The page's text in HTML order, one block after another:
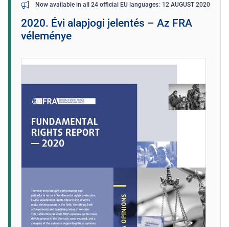
Now available in all 24 official EU languages 12 AUGUST 2020
2020. Évi alapjogi jelentés – Az FRA
véleménye